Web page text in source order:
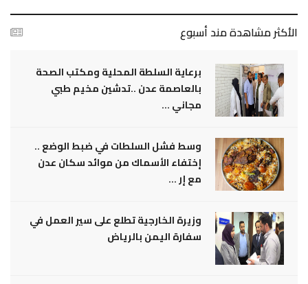
الأكثر مشاهدة مند أسبوع
برعاية السلطة المحلية ومكتب الصحة
بالعاصمة عدن ..تدشين مخيم طبي
مجاني ...
وسط فشل السلطات في ضبط الوضع ..
إختفاء الأسماك من موائد سكان عدن
مع إر ...
وزيرة الخارجية تطلع على سير العمل في
سفارة اليمن بالرياض